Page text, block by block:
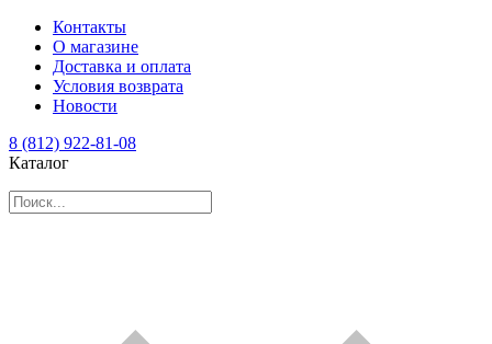
Контакты
О магазине
Доставка и оплата
Условия возврата
Новости
8 (812) 922-81-08
Каталог